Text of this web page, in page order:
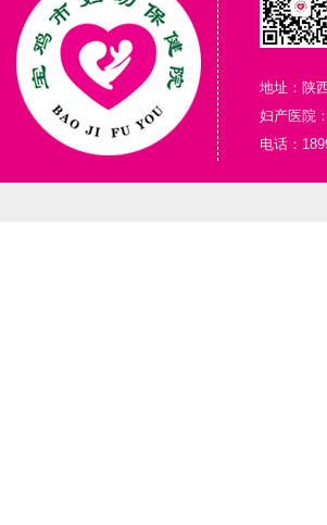
地址：陕
妇产医院
电话：